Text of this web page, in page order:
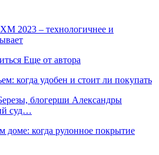
2023 – технологичнее и
Еще от автора
когда удобен и стоит ли покупать
блогерши Александры
суд…
доме: когда рулонное покрытие